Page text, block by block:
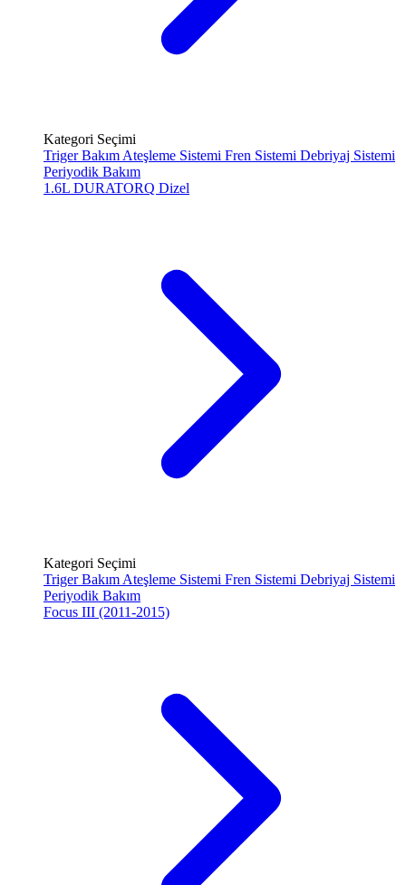
Kategori Seçimi
Triger Bakım Ateşleme Sistemi Fren Sistemi Debriyaj Sistemi
Periyodik Bakım
1.6L DURATORQ Dizel
Kategori Seçimi
Triger Bakım Ateşleme Sistemi Fren Sistemi Debriyaj Sistemi
Periyodik Bakım
Focus III (2011-2015)